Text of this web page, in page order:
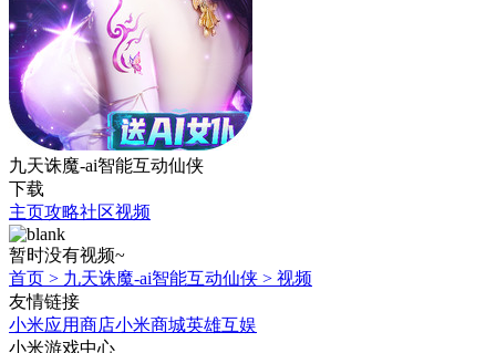
九天诛魔-ai智能互动仙侠
下载
主页攻略社区视频
暂时没有视频~
首页 > 九天诛魔-ai智能互动仙侠 > 视频
友情链接
小米应用商店小米商城英雄互娱
小米游戏中心